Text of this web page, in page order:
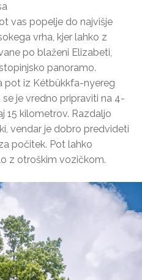
vas popelje do najvišje
vrha, kjer lahko z
po blaženi Elizabeti,
panoramo.
pot iz Kétbükkfa-nyereg
je vredno pripraviti na 4-
15 kilometrov. Razdaljo
vendar je dobro predvideti
počitek. Pot lahko
z otroškim vozičkom.